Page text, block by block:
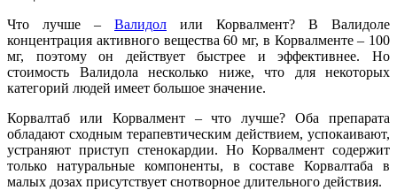
Что лучше – Валидол или Корвалмент? В Валидоле
концентрация активного вещества 60 мг, в Корвалменте – 100
мг, поэтому он действует быстрее и эффективнее. Но
стоимость Валидола несколько ниже, что для некоторых
категорий людей имеет большое значение.
Корвалтаб или Корвалмент – что лучше? Оба препарата
обладают сходным терапевтическим действием, успокаивают,
устраняют приступ стенокардии. Но Корвалмент содержит
только натуральные компоненты, в составе Корвалтаба в
малых дозах присутствует снотворное длительного действия.